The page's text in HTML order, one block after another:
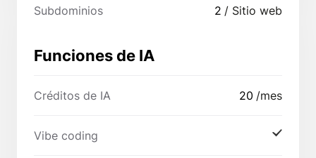
Subdominios 2 / Sitio web
Funciones de IA
Créditos de IA 20 /mes
Vibe coding